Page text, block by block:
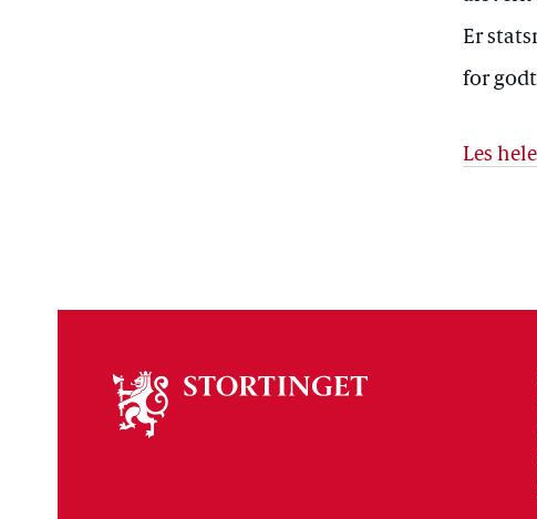
Er
for
Les
stortinget